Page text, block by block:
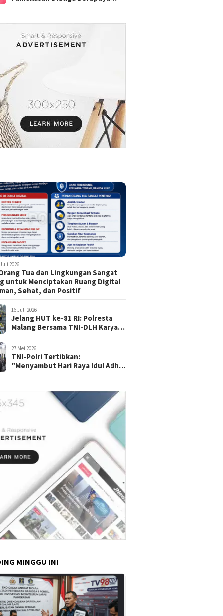
Hp"
2026
Tua dan Lingkungan Sangat
untuk Menciptakan Ruang Digital
Sehat, dan Positif
16 Juli 2026
Jelang HUT ke-81 RI: Polresta
Malang Bersama TNI-DLH Karya
Penghormatan Kepada Pahlawan
27 Mei 2026
TNI-Polri Tertibkan:
"Menyambut Hari Raya Idul Adha
MINGGU INI